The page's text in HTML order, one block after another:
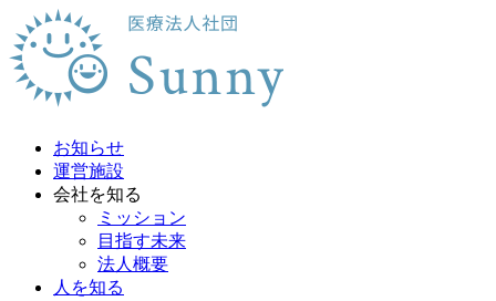
お知らせ
運営施設
会社を知る
ミッション
目指す未来
法人概要
人を知る